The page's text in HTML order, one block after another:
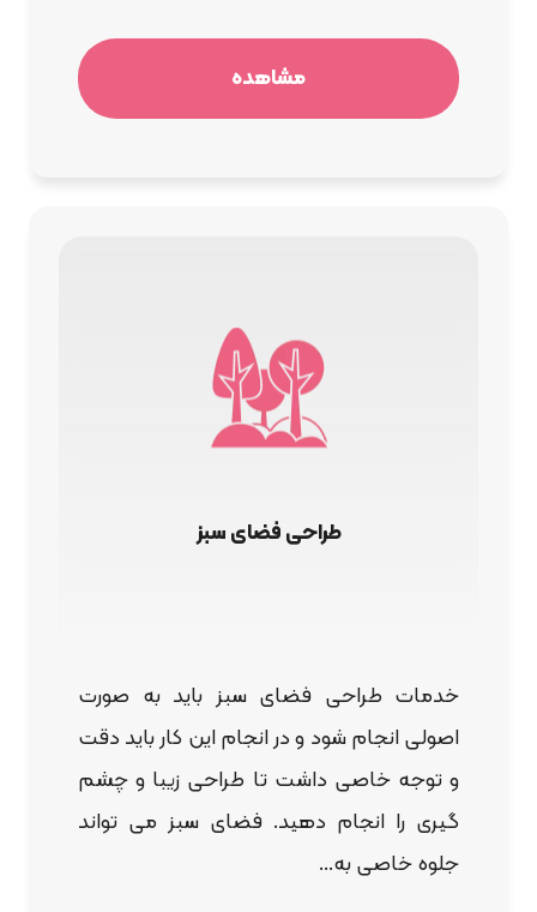
مشاهده
طراحی فضای سبز
خدمات طراحی فضای سبز باید به صورت
اصولی انجام شود و در انجام این کار باید دقت
و توجه خاصی داشت تا طراحی زیبا و چشم
گیری را انجام دهید. فضای سبز می تواند
جلوه خاصی به...